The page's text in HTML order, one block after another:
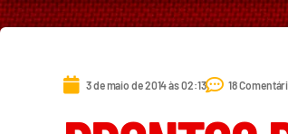
3 de maio de 2014 às 02:13 18